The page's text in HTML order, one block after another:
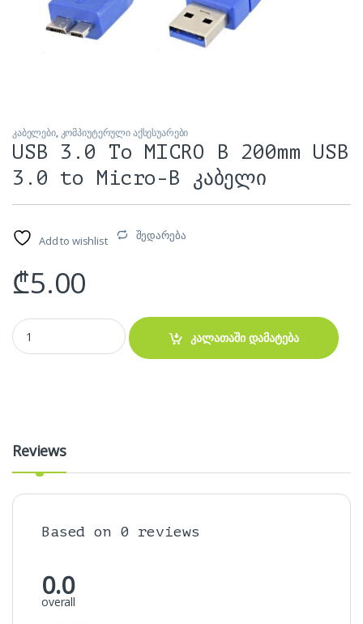
კაბელები, კომპიუტერული აქსესუარები
USB 3.0 To MICRO B 200mm USB
3.0 to Micro-B კაბელი
Add to wishlist შედარება
₾5.00
USB 3.0 To MICRO B 200mm USB 3.0 to Micro-B კაბელი quantity
კალათაში დამატება
Reviews
Based on 0 reviews
0.0
overall